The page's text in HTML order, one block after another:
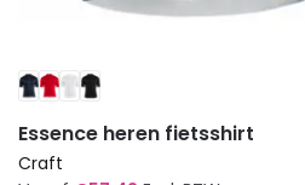
Essence heren fietsshirt
Craft